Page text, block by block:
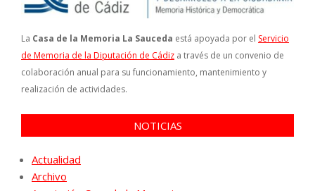
La Casa de la Memoria La Sauceda está apoyada por el Servicio
de Memoria de la Diputación de Cádiz a través de un convenio de
colaboración anual para su funcionamiento, mantenimiento y
realización de actividades.
NOTICIAS
Actualidad
Archivo